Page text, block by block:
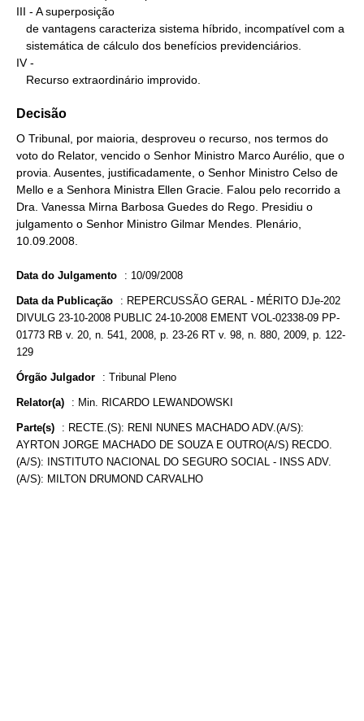
III - A superposição
IV -
   Recurso extraordinário improvido.
Decisão
O Tribunal, por maioria, desproveu o recurso, nos termos do
voto do Relator, vencido o Senhor Ministro Marco Aurélio, que o
provia. Ausentes, justificadamente, o Senhor Ministro Celso de
Mello e a Senhora Ministra Ellen Gracie. Falou pelo recorrido a
Dra. Vanessa Mirna Barbosa Guedes do Rego. Presidiu o
julgamento o Senhor Ministro Gilmar Mendes. Plenário,
10.09.2008.
Data do Julgamento : 10/09/2008
Data da Publicação : REPERCUSSÃO GERAL - MÉRITO DJe-202
DIVULG 23-10-2008 PUBLIC 24-10-2008 EMENT VOL-02338-09 PP-
01773 RB v. 20, n. 541, 2008, p. 23-26 RT v. 98, n. 880, 2009, p. 122-
129
Órgão Julgador : Tribunal Pleno
Relator(a) : Min. RICARDO LEWANDOWSKI
Parte(s) : RECTE.(S): RENI NUNES MACHADO ADV.(A/S):
AYRTON JORGE MACHADO DE SOUZA E OUTRO(A/S) RECDO.
(A/S): INSTITUTO NACIONAL DO SEGURO SOCIAL - INSS ADV.
(A/S): MILTON DRUMOND CARVALHO